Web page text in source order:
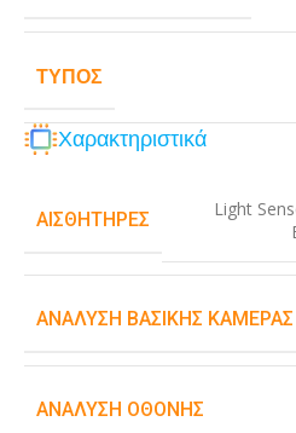
ΤΎΠΟΣ
Χαρακτηριστικά
ΑΙΣΘΗΤΉΡΕΣ Light
ΑΝΆΛΥΣΗ ΒΑΣΙΚΉΣ ΚΆΜΕΡΑΣ
ΑΝΆΛΥΣΗ ΟΘΌΝΗΣ